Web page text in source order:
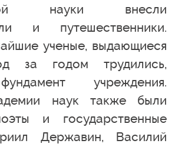
науки внесли
и путешественники.
ученые, выдающиеся
за годом трудились,
учреждения.
наук также были
и государственные
Державин, Василий